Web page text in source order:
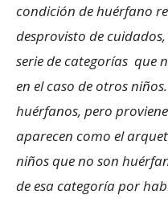
condición de huérfano
desprovisto de
serie de categorías que
en el caso de otros
huérfanos, pero
aparecen como el
niños que no son
de esa categoría por